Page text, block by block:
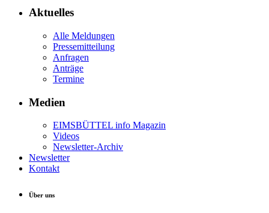
Aktuelles
Alle Meldungen
Pressemitteilung
Anfragen
Anträge
Termine
Medien
EIMSBÜTTEL info Magazin
Videos
Newsletter-Archiv
Newsletter
Kontakt
Über uns